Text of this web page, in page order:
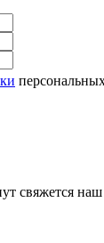
свяжется